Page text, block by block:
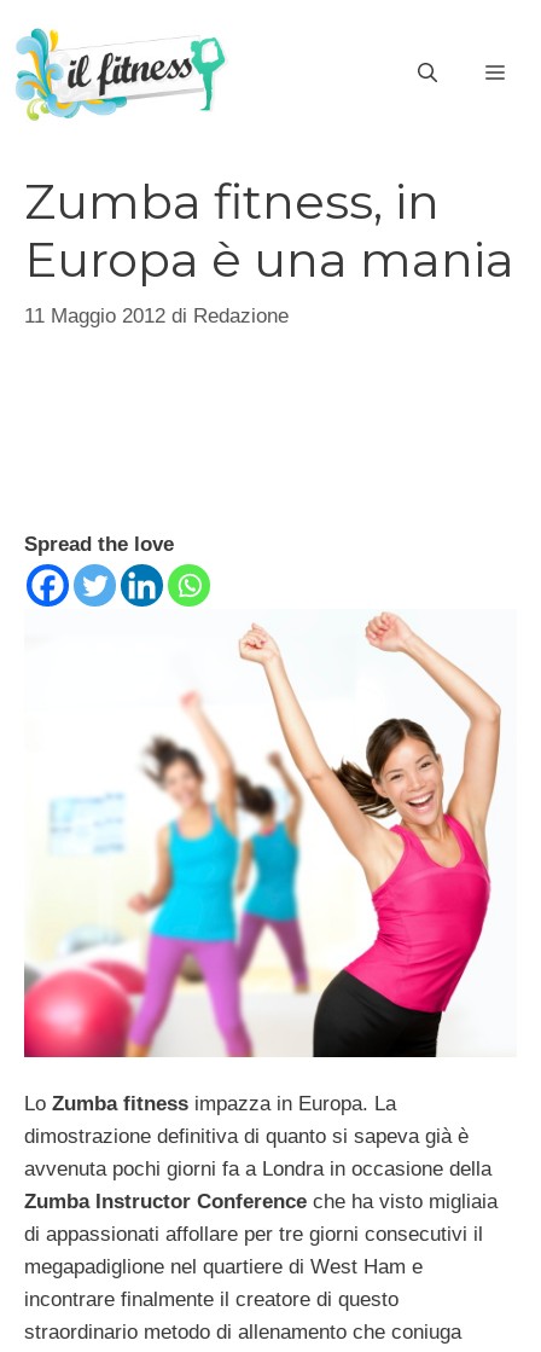
contenuto
Zumba fitness, in
Europa è una mania
11 Maggio 2012 di Redazione
Spread the love
Lo Zumba fitness impazza in Europa. La
dimostrazione definitiva di quanto si sapeva già è
avvenuta pochi giorni fa a Londra in occasione della
Zumba Instructor Conference che ha visto migliaia
di appassionati affollare per tre giorni consecutivi il
megapadiglione nel quartiere di West Ham e
incontrare finalmente il creatore di questo
straordinario metodo di allenamento che coniuga